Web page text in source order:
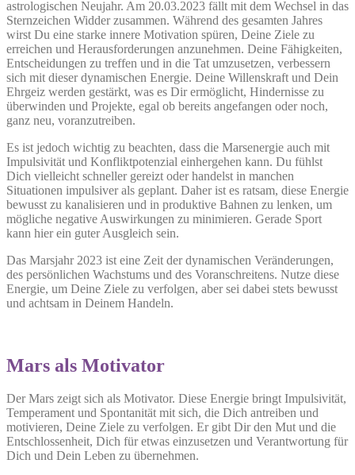
astrologischen Neujahr. Am 20.03.2023 fällt mit dem Wechsel in das
Sternzeichen Widder zusammen. Während des gesamten Jahres
wirst Du eine starke innere Motivation spüren, Deine Ziele zu
erreichen und Herausforderungen anzunehmen. Deine Fähigkeiten,
Entscheidungen zu treffen und in die Tat umzusetzen, verbessern
sich mit dieser dynamischen Energie. Deine Willenskraft und Dein
Ehrgeiz werden gestärkt, was es Dir ermöglicht, Hindernisse zu
überwinden und Projekte, egal ob bereits angefangen oder noch,
ganz neu, voranzutreiben.
Es ist jedoch wichtig zu beachten, dass die Marsenergie auch mit
Impulsivität und Konfliktpotenzial einhergehen kann. Du fühlst
Dich vielleicht schneller gereizt oder handelst in manchen
Situationen impulsiver als geplant. Daher ist es ratsam, diese Energie
bewusst zu kanalisieren und in produktive Bahnen zu lenken, um
mögliche negative Auswirkungen zu minimieren. Gerade Sport
kann hier ein guter Ausgleich sein.
Das Marsjahr 2023 ist eine Zeit der dynamischen Veränderungen,
des persönlichen Wachstums und des Voranschreitens. Nutze diese
Energie, um Deine Ziele zu verfolgen, aber sei dabei stets bewusst
und achtsam in Deinem Handeln.
Mars als Motivator
Der Mars zeigt sich als Motivator. Diese Energie bringt Impulsivität,
Temperament und Spontanität mit sich, die Dich antreiben und
motivieren, Deine Ziele zu verfolgen. Er gibt Dir den Mut und die
Entschlossenheit, Dich für etwas einzusetzen und Verantwortung für
Dich und Dein Leben zu übernehmen.